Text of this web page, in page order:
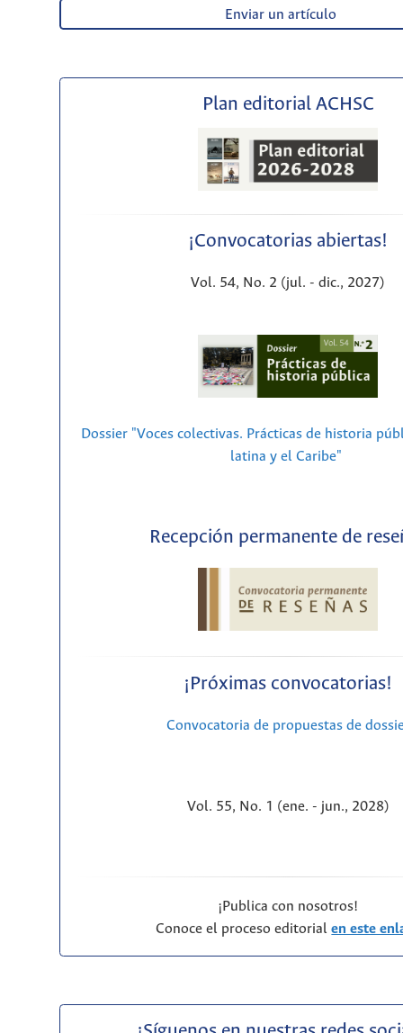
Enviar un artículo
Plan editorial ACHSC
¡Convocatorias abiertas!
Vol. 54, No. 2 (jul. - dic., 2027)
Dossier "Voces colectivas. Prácticas de historia
latina y el Caribe"
Recepción permanente de
¡Próximas convocatorias!
Convocatoria de propuestas de
Vol. 55, No. 1 (ene. - jun., 2028)
¡Publica con nosotros!
Conoce el proceso editorialen este